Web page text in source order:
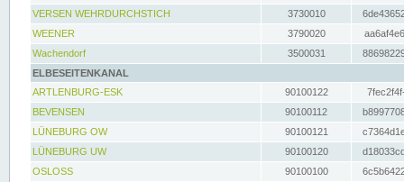
VERSEN WEHRDURCHSTICH
3730010
WEENER
3790020
Wachendorf
3500031
ELBESEITENKANAL
ARTLENBURG-ESK
90100122
BEVENSEN
90100112
LÜNEBURG OW
90100121
LÜNEBURG UW
90100120
OSLOSS
90100100